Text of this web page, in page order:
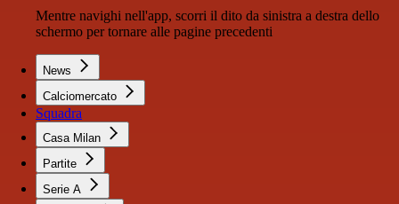
Mentre navighi nell'app, scorri il dito da sinistra a destra dello
schermo per tornare alle pagine precedenti
News
Calciomercato
Squadra
Casa Milan
Partite
Serie A